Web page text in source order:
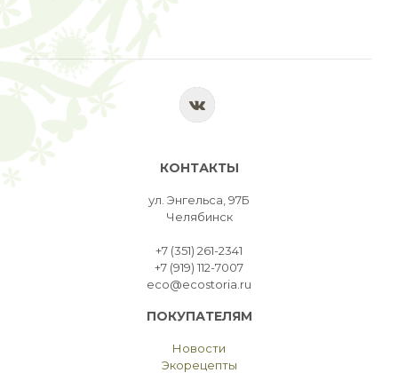
КОНТАКТЫ
ул. Энгельса, 97Б
Челябинск
+7 (351) 261-2341
+7 (919) 112-7007
eco@ecostoria.ru
ПОКУПАТЕЛЯМ
Новости
Экорецепты